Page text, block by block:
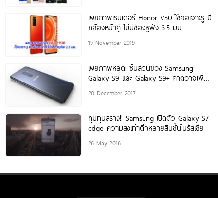
เผยภาพเรนเดอร์ Honor V30 ใช้จอเจาะรู มี
กล้องหน้าคู่ ไม่มีช่องหูฟัง 3.5 มม.
19 November 2019
เผยภาพหลุด! ชิ้นส่วนของ Samsung
Galaxy S9 และ Galaxy S9+ คาดอาจเพิ่ม
20 December 2017
ทุ่มทุนสร้าง!! Samsung เปิดตัว Galaxy S7
edge ความสูงเท่าตึกหลายสิบชั้นในรัสเซีย
26 May 2016